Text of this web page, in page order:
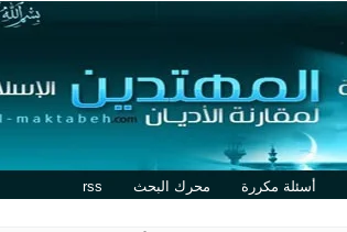
أسئلة مكررة محرك البحث rss